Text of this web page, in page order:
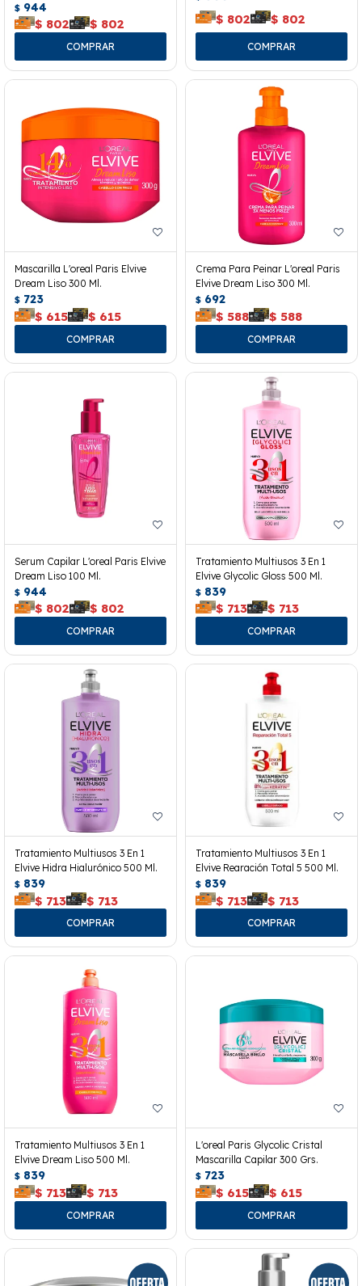
$ 944
$ 802 $ 802 $ 802 $ 802
Mascarilla L'oreal Paris Elvive
Dream Liso 300 Ml.
$ 723
$ 615 $ 615
Crema Para Peinar L'oreal Paris
Elvive Dream Liso 300 Ml.
$ 692
$ 588 $ 588
Serum Capilar L'oreal Paris Elvive
Dream Liso 100 Ml.
$ 944
$ 802 $ 802
Tratamiento Multiusos 3 En 1
Elvive Glycolic Gloss 500 Ml.
$ 839
$ 713 $ 713
Tratamiento Multiusos 3 En 1
Elvive Hidra Hialurónico 500 Ml.
$ 839
$ 713 $ 713
Tratamiento Multiusos 3 En 1
Elvive Rearación Total 5 500 Ml.
$ 839
$ 713 $ 713
Tratamiento Multiusos 3 En 1
Elvive Dream Liso 500 Ml.
$ 839
$ 713 $ 713
L'oreal Paris Glycolic Cristal
Mascarilla Capilar 300 Grs.
$ 723
$ 615 $ 615